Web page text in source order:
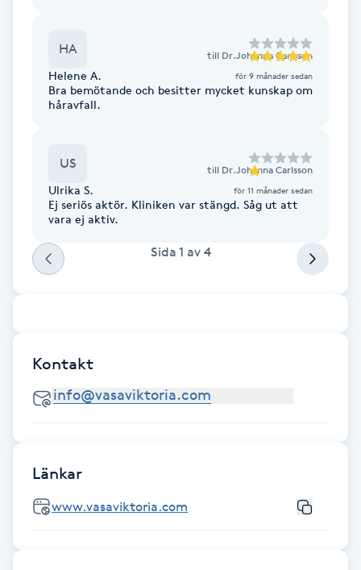
Dermapen
Diamantslipning
Enzympeeling
Extensions
Eyeliner-tatuering
Face framing
Faceliftmassage
Fet hårbotten
Fettreducering
emot att ha fortsatt kontakt med Johanna och
kan verkligen rekommendera henne!
HA till Dr.Johanna Carlsson
Helene A. för 9 månader sedan
Bra bemötande och besitter mycket kunskap om
håravfall.
US till Dr.Johanna Carlsson
Ulrika S. för 11 månader sedan
Ej seriös aktör. Kliniken var stängd. Såg ut att
vara ej aktiv.
Sida 1 av 4
Kontakt
Länkar
www.vasaviktoria.com